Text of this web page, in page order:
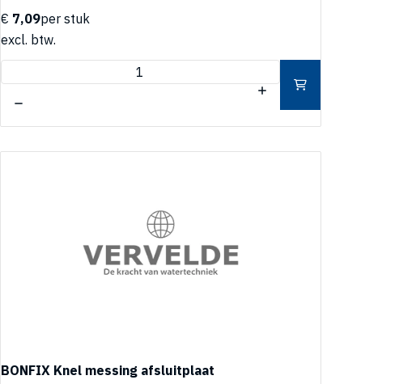
€ 7,09per stuk
excl. btw.
BONFIX Knel messing afsluitplaat